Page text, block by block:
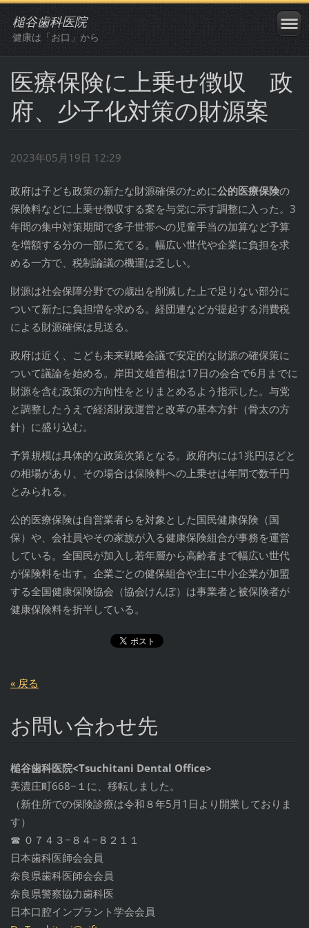
槌谷歯科医院
健康は「お口」から
医療保険に上乗せ徴収 政
府、少子化対策の財源案
2023年05月19日 12:29
政府は子ども政策の新たな財源確保のために公的医療保険の
保険料などに上乗せ徴収する案を与党に示す調整に入った。3
年間の集中対策期間で多子世帯への児童手当の加算など予算
を増額する分の一部に充てる。幅広い世代や企業に負担を求
める一方で、税制論議の機運は乏しい。
財源は社会保障分野での歳出を削減した上で足りない部分に
ついて新たに負担増を求める。経団連などが提起する消費税
による財源確保は見送る。
政府は近く、こども未来戦略会議で安定的な財源の確保策に
ついて議論を始める。岸田文雄首相は17日の会合で6月までに
財源を含む政策の方向性をとりまとめるよう指示した。与党
と調整したうえで経済財政運営と改革の基本方針（骨太の方
針）に盛り込む。
予算規模は具体的な政策次第となる。政府内には1兆円ほどと
の相場があり、その場合は保険料への上乗せは年間で数千円
とみられる。
公的医療保険は自営業者らを対象とした国民健康保険（国
保）や、会社員やその家族が入る健康保険組合が事務を運営
している。全国民が加入し若年層から高齢者まで幅広い世代
が保険料を出す。企業ごとの健保組合や主に中小企業が加盟
する全国健康保険協会（協会けんぽ）は事業者と被保険者が
健康保険料を折半している。
« 戻る
お問い合わせ先
槌谷歯科医院<Tsuchitani Dental Office>
美濃庄町668−１に、移転しました。
（新住所での保険診療は令和８年5月1日より開業しておりま
す）
☎︎ ０７４３−８４−８２１１
日本歯科医師会会員
奈良県歯科医師会会員
奈良県警察協力歯科医
日本口腔インプラント学会会員